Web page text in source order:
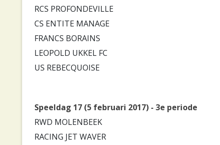
RCS PROFONDEVILLE
CS ENTITE MANAGE
FRANCS BORAINS
LEOPOLD UKKEL FC
US REBECQUOISE
Speeldag 17 (5 februari 2017) - 3e periode
RWD MOLENBEEK
RACING JET WAVER